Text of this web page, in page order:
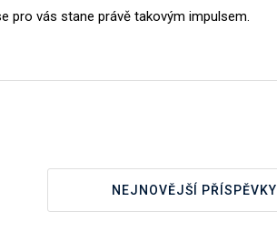
pro vás stane právě takovým impulsem.
NEJNOVĚJŠÍ PŘÍSPĚVKY